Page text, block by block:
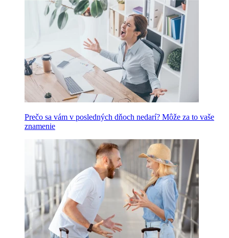
Prečo sa vám v posledných dňoch nedarí? Môže za to vaše
znamenie